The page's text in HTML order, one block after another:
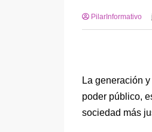
PilarInformativo
La generación
poder público,
sociedad más